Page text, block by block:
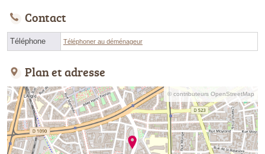
Contact
Téléphone Téléphoner au déménageur
Plan et adresse
© contributeurs OpenStreetMap